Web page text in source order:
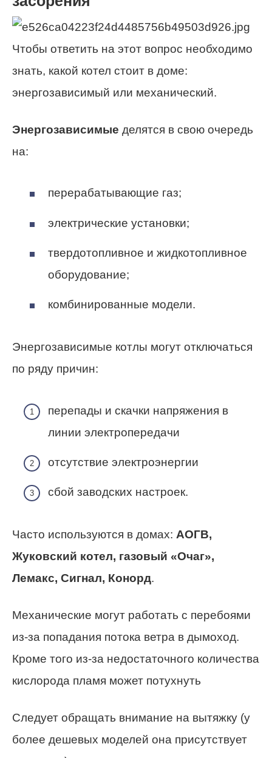
Чтобы ответить на этот вопрос необходимо
знать, какой котел стоит в доме:
энергозависимый или механический.
Энергозависимые делятся в свою очередь
на:
перерабатывающие газ;
электрические установки;
твердотопливное и жидкотопливное
оборудование;
комбинированные модели.
Энергозависимые котлы могут отключаться
по ряду причин:
перепады и скачки напряжения в
линии электропередачи
отсутствие электроэнергии
сбой заводских настроек.
Часто используются в домах: АОГВ,
Жуковский котел, газовый «Очаг»,
Лемакс, Сигнал, Конорд.
Механические могут работать с перебоями
из-за попадания потока ветра в дымоход.
Кроме того из-за недостаточного количества
кислорода пламя может потухнуть
Следует обращать внимание на вытяжку (у
более дешевых моделей она присутствует